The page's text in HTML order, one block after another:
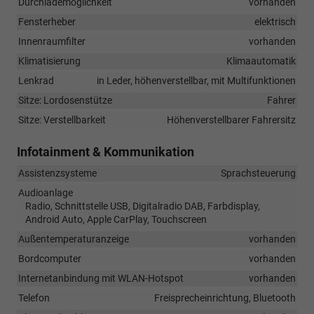
Fensterheber
elektrisch
Innenraumfilter
vorhanden
Klimatisierung
Klimaautomatik
Lenkrad
in Leder, höhenverstellbar, mit Multifunktionen
Sitze: Lordosenstütze
Fahrer
Sitze: Verstellbarkeit
Höhenverstellbarer Fahrersitz
Infotainment & Kommunikation
Assistenzsysteme
Sprachsteuerung
Audioanlage
Radio, Schnittstelle USB, Digitalradio DAB, Farbdisplay,
Android Auto, Apple CarPlay, Touchscreen
Außentemperaturanzeige
vorhanden
Bordcomputer
vorhanden
Internetanbindung mit WLAN-Hotspot
vorhanden
Telefon
Freisprecheinrichtung, Bluetooth